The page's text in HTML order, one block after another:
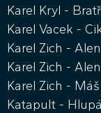
Karel Kryl -
Karel Vacek -
Karel Zich -
Karel Zich -
Karel Zich -
Katapult -